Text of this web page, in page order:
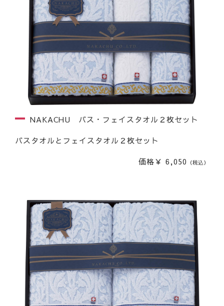
NAKACHU バス・フェイスタオル２枚セット
バスタオルとフェイスタオル２枚セット
価格￥ 6,050 （税込）